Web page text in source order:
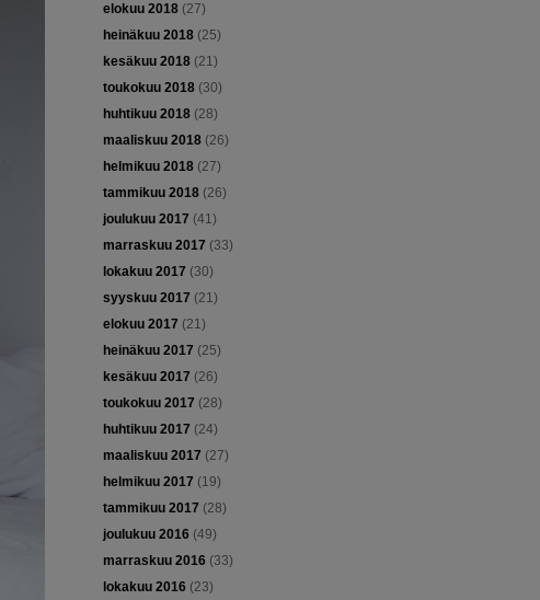
elokuu 2018(27)
heinäkuu 2018(25)
kesäkuu 2018(21)
toukokuu 2018(30)
huhtikuu 2018(28)
maaliskuu 2018(26)
helmikuu 2018(27)
tammikuu 2018(26)
joulukuu 2017 (41)
marraskuu 2017 (33)
lokakuu 2017 (30)
syyskuu 2017 (21)
elokuu 2017 (21)
heinäkuu 2017 (25)
kesäkuu 2017 (26)
toukokuu 2017 (28)
huhtikuu 2017 (24)
maaliskuu 2017 (27)
helmikuu 2017 (19)
tammikuu 2017 (28)
joulukuu 2016 (49)
marraskuu 2016 (33)
lokakuu 2016 (23)